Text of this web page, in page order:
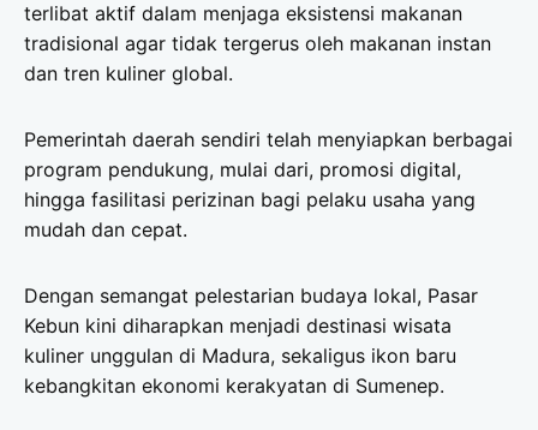
terlibat aktif dalam menjaga eksistensi makanan
tradisional agar tidak tergerus oleh makanan instan
dan tren kuliner global.
Pemerintah daerah sendiri telah menyiapkan berbagai
program pendukung, mulai dari, promosi digital,
hingga fasilitasi perizinan bagi pelaku usaha yang
mudah dan cepat.
Dengan semangat pelestarian budaya lokal, Pasar
Kebun kini diharapkan menjadi destinasi wisata
kuliner unggulan di Madura, sekaligus ikon baru
kebangkitan ekonomi kerakyatan di Sumenep.